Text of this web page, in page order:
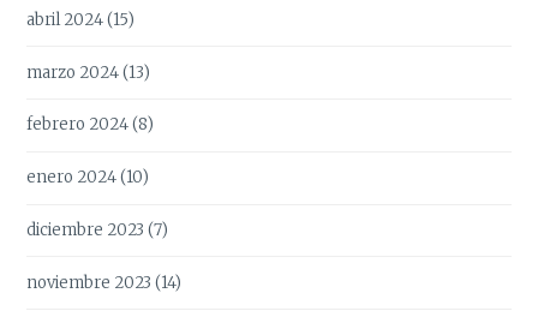
abril 2024(15)
marzo 2024(13)
febrero 2024(8)
enero 2024(10)
diciembre 2023 (7)
noviembre 2023 (14)